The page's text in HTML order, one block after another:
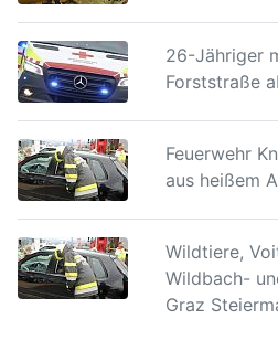
26-Jähriger
Forststraße
Feuerwehr
aus heißem
Wildtiere,
Wildbach-
Graz